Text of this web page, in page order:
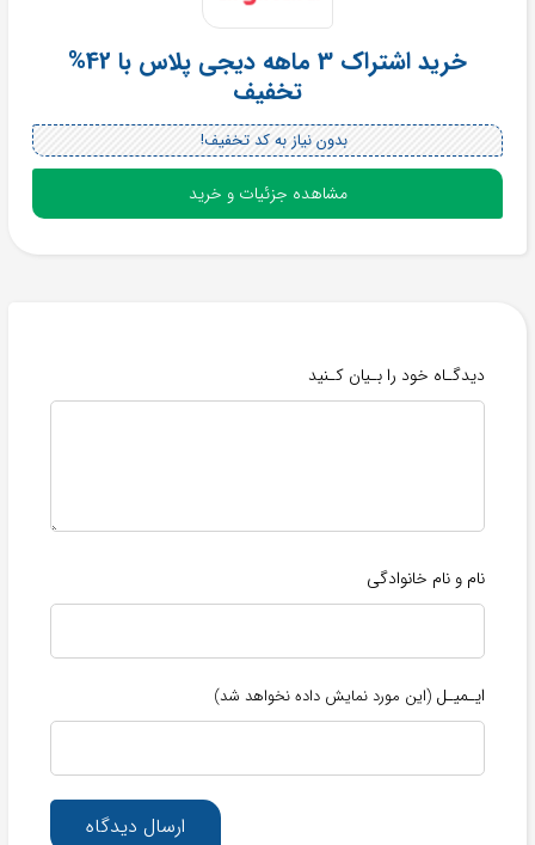
خرید اشتراک 3 ماهه دیجی پلاس با 42%
تخفیف
بدون نیاز به کد تخفیف!
مشاهده جزئیات و خرید
دیدگـاه خود را بـیان کـنید
نام و نام خانوادگی
ایـمیـل (این مورد نمایش داده نخواهد شد)
ارسال دیدگاه